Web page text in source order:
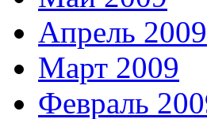
Апрель 2009
Март 2009
Февраль